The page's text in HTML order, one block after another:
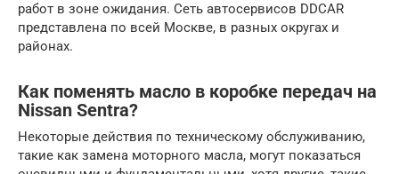
работ в зоне ожидания. Сеть автосервисов DDCAR
представлена по всей Москве, в разных округах и
районах.
Как поменять масло в коробке передач на
Nissan Sentra?
Некоторые действия по техническому обслуживанию,
такие как замена моторного масла, могут показаться